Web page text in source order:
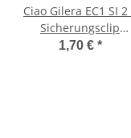
Ciao Gilera EC1 SI 2 x
Sicherungsclip
Sicherungsring Achse
1,70 € *